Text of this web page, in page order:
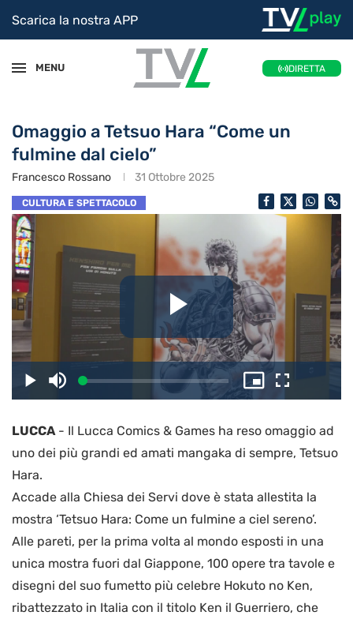
Scarica la nostra APP
MENU DIRETTA
Omaggio a Tetsuo Hara “Come un
fulmine dal cielo”
Francesco Rossano 31 Ottobre 2025
CULTURA E SPETTACOLO
il
video
PlayDisattiva
l’audio
Caricato:
2.88%
Picture-
in-
Schermo
intero
LUCCA- Il Lucca Comics & Games ha reso omaggio ad
uno dei più grandi ed amati mangaka di sempre, Tetsuo
Hara.
Accade alla Chiesa dei Servi dove è stata allestita la
mostra ‘Tetsuo Hara: Come un fulmine a ciel sereno’.
Alle pareti, per la prima volta al mondo esposti in una
unica mostra fuori dal Giappone, 100 opere tra tavole e
disegni del suo fumetto più celebre Hokuto no Ken,
ribattezzato in Italia con il titolo Ken il Guerriero, che